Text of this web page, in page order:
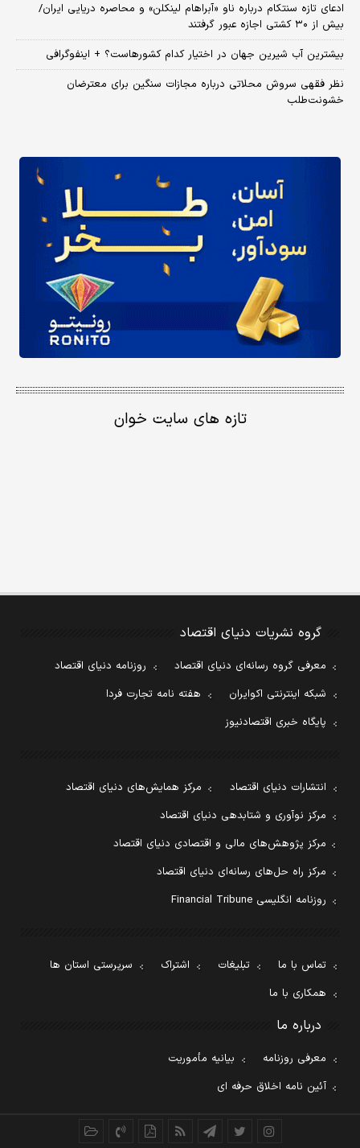
ادعای تازه سنتکام درباره ناو «آبراهام لینکلن» و محاصره دریایی ایران/
بیش از ۳۰ کشتی اجازه عبور گرفتند
بیشترین آب شیرین جهان در اختیار کدام کشورهاست؟ + اینفوگرافی
نظر فقهی سروش محلاتی درباره مجازات سنگین برای معترضان
خشونت‌طلب
تازه های سایت خوان
گروه نشریات دنیای اقتصاد
معرفی گروه رسانه‌ای دنیای اقتصاد
روزنامه دنیای اقتصاد
شبکه اینترنتی اکوایران
هفته نامه تجارت فردا
پایگاه خبری اقتصادنیوز
انتشارات دنیای اقتصاد
مرکز همایش‌های دنیای اقتصاد
مرکز نوآوری و شتابدهی دنیای اقتصاد
مرکز پژوهش‌های مالی و اقتصادی دنیای اقتصاد
مرکز راه حل‌های رسانه‌ای دنیای اقتصاد
روزنامه انگلیسی Financial Tribune
تماس با ما تبلیغات اشتراک
سرپرستی استان ها
همکاری با ما
درباره ما
معرفی روزنامه
بیانیه مأموریت
آئین نامه اخلاق حرفه ای